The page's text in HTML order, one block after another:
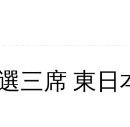
三席 東日